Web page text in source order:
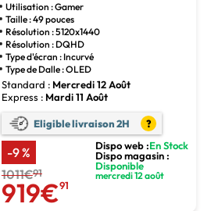
Utilisation : Gamer
Taille : 49 pouces
Résolution : 5120x1440
Résolution : DQHD
Type d'écran : Incurvé
Type de Dalle : OLED
Standard : Mercredi 12 Août
Express : Mardi 11 Août
Eligible livraison 2H ?
-9 %
1011€91
919€91
Dispo web :En Stock
Dispo magasin :
Disponible
mercredi 12 août